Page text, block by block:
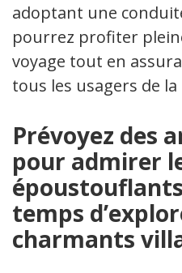
adoptant une
pourrez profiter
voyage tout en
tous les usagers de
Prévoyez des
pour admirer
temps
charmants